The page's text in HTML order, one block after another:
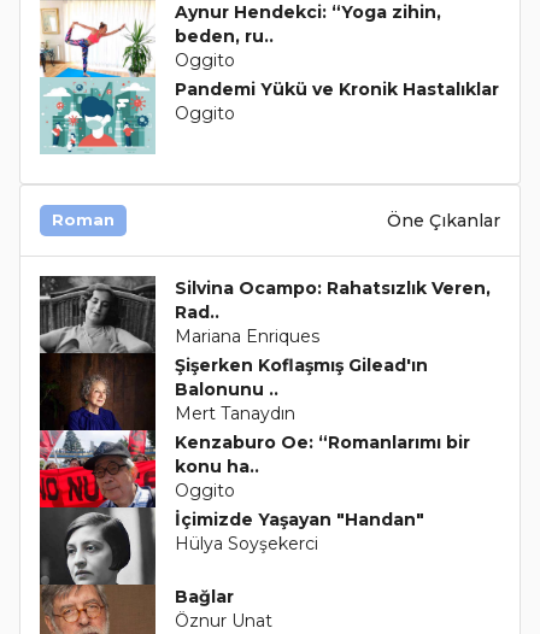
Aynur Hendekci: “Yoga zihin,
beden, ru..
Oggito
Pandemi Yükü ve Kronik Hastalıklar
Oggito
Roman Öne Çıkanlar
Silvina Ocampo: Rahatsızlık Veren,
Rad..
Mariana Enriques
Şişerken Koflaşmış Gilead'ın
Balonunu ..
Mert Tanaydın
Kenzaburo Oe: “Romanlarımı bir
konu ha..
Oggito
İçimizde Yaşayan "Handan"
Hülya Soyşekerci
Bağlar
Öznur Unat